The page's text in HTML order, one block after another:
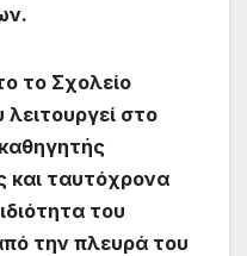
το Σχολείο
στο
και ταυτόχρονα
του
την πλευρά του